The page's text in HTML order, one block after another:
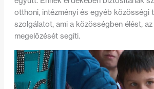
otthoni, intézményi és egyéb közösségi
szolgálatot, ami a közösségben élést,
megelőzését segíti.